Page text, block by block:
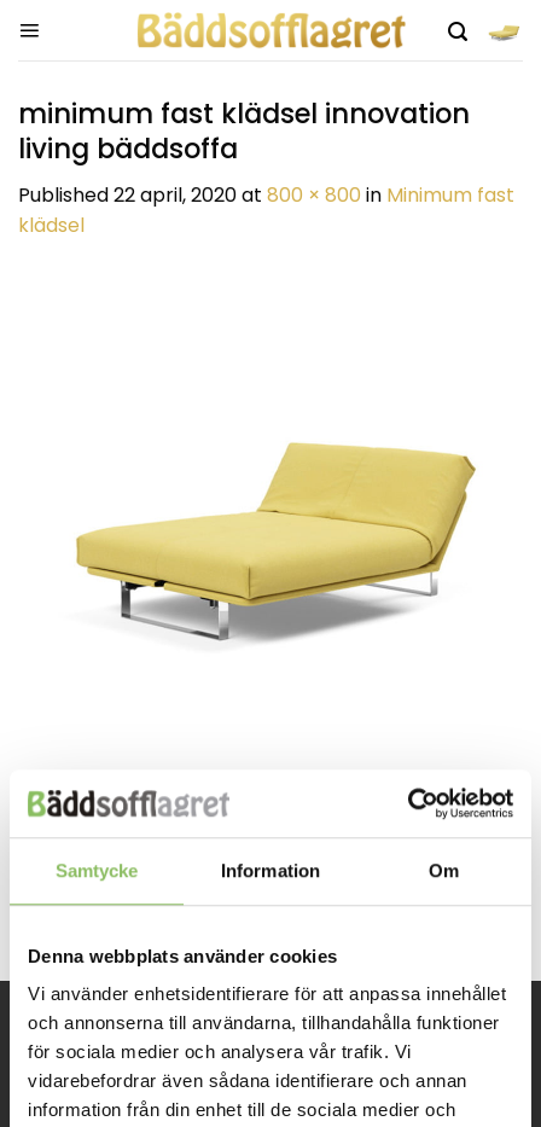
Samtycke Information Om
Denna webbplats använder cookies
Vi använder enhetsidentifierare för att anpassa innehållet
och annonserna till användarna, tillhandahålla funktioner
för sociala medier och analysera vår trafik. Vi
vidarebefordrar även sådana identifierare och annan
information från din enhet till de sociala medier och
minimum fast klädsel innovation
living bäddsoffa
Published22 april, 2020at 800 × 800 in Minimum fast
klädsel
Both comments and trackbacks are currently closed.
Previous
INFORMATION